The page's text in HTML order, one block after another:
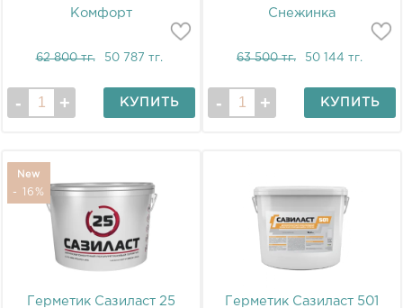
Комфорт
62 800 тг. 50 787 тг.
КУПИТЬ
Снежинка
63 500 тг. 50 144 тг.
КУПИТЬ
- 16%
New
Герметик Сазиласт 25 Герметик Сазиласт 501